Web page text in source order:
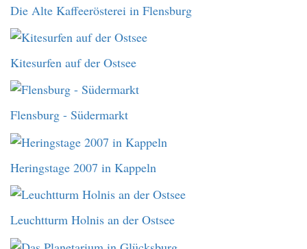
Die Alte Kaffeerösterei in Flensburg
Kitesurfen auf der Ostsee
Flensburg - Südermarkt
Heringstage 2007 in Kappeln
Leuchtturm Holnis an der Ostsee